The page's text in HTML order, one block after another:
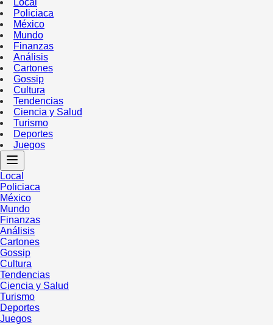
Local
Policiaca
México
Mundo
Finanzas
Análisis
Cartones
Gossip
Cultura
Tendencias
Ciencia y Salud
Turismo
Deportes
Juegos
Local
Policiaca
México
Mundo
Finanzas
Análisis
Cartones
Gossip
Cultura
Tendencias
Ciencia y Salud
Turismo
Deportes
Juegos